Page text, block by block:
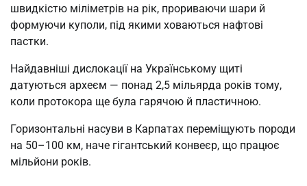
швидкістю міліметрів на рік, прориваючи шари й
формуючи куполи, під якими ховаються нафтові
пастки.
Найдавніші дислокації на Українському щиті
датуються археєм — понад 2,5 мільярда років тому,
коли протокора ще була гарячою й пластичною.
Горизонтальні насуви в Карпатах переміщують породи
на 50–100 км, наче гігантський конвеєр, що працює
мільйони років.